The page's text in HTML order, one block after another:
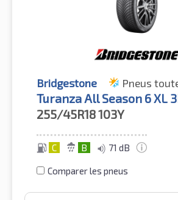
Bridgestone Pneus
Turanza All Season 6 XL
255/45R18103Y
C B 71 dB
Comparer les pneus